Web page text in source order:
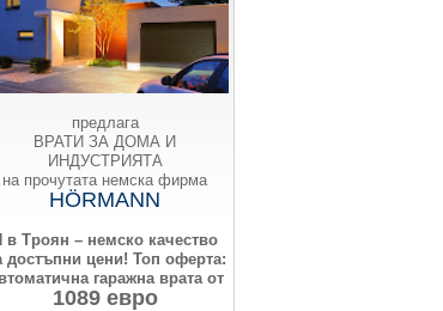
предлага
ВРАТИ ЗА ДОМА И
ИНДУСТРИЯТА
на прочутата немска фирма
HÖRMANN
в Троян – немско качество
достъпни цени! Топ оферта:
гаражна врата от
1089 евро